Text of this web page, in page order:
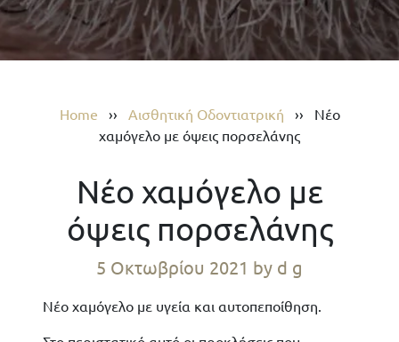
Home ›› Αισθητική Οδοντιατρική ›› Νέο
χαμόγελο με όψεις πορσελάνης
Νέο χαμόγελο με
όψεις πορσελάνης
5 Οκτωβρίου 2021 by d g
Νέο χαμόγελο με υγεία και αυτοπεποίθηση.